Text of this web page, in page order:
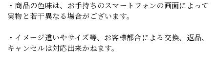
・商品の色味は、お手持ちのスマートフォンの画面によって
実物と若干異なる場合がございます。
・イメージ違いやサイズ等、お客様都合による交換、返品、
キャンセルは対応出来かねます。